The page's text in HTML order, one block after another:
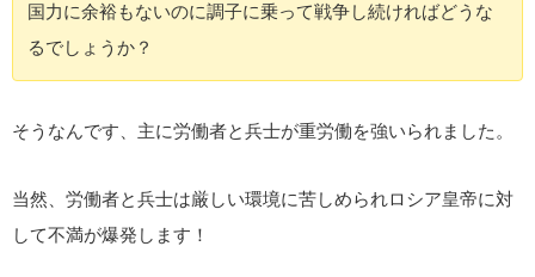
国力に余裕もないのに調子に乗って戦争し続ければどうな
るでしょうか？
そうなんです、主に労働者と兵士が重労働を強いられました。
当然、労働者と兵士は厳しい環境に苦しめられロシア皇帝に対
して不満が爆発します！